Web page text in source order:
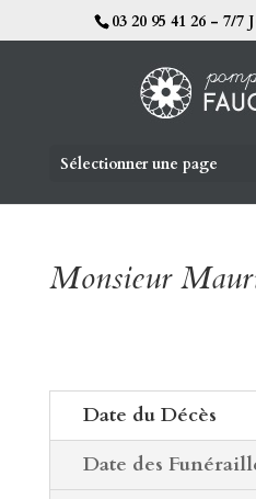
03 20 95 41 26 - 7/7
Sélectionner une page
Monsieur
Date du Décès
Date des